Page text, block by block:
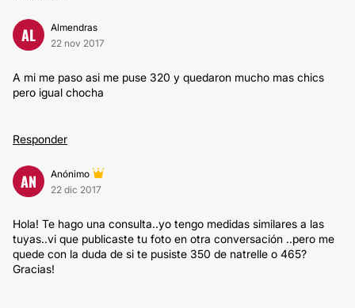
AL
Almendras
22 nov 2017
A mi me paso asi me puse 320 y quedaron mucho mas chics
pero igual chocha
Responder
AN
Anónimo
22 dic 2017
Hola! Te hago una consulta..yo tengo medidas similares a las
tuyas..vi que publicaste tu foto en otra conversación ..pero me
quede con la duda de si te pusiste 350 de natrelle o 465?
Gracias!